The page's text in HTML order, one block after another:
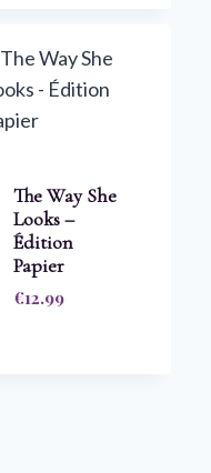
The Way She
Looks –
Édition
Papier
€12.99